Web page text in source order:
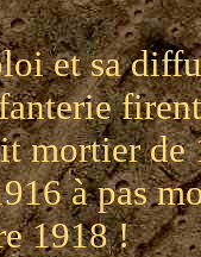
et sa
mortier de
à pas
1918 !